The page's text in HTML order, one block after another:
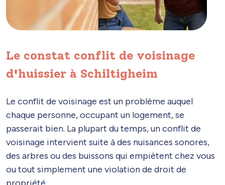
Le constat conflit de voisinage
d'huissier à Schiltigheim
Le conflit de voisinage est un problème auquel
chaque personne, occupant un logement, se
passerait bien. La plupart du temps, un conflit de
voisinage intervient suite à des nuisances sonores,
des arbres ou des buissons qui empiètent chez vous
ou tout simplement une violation de droit de